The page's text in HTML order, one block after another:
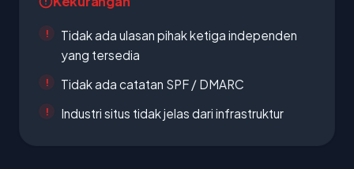
Tidak ada ulasan pihak ketiga independen
yang tersedia
Tidak ada catatan SPF / DMARC
Industri situs tidak jelas dari infrastruktur